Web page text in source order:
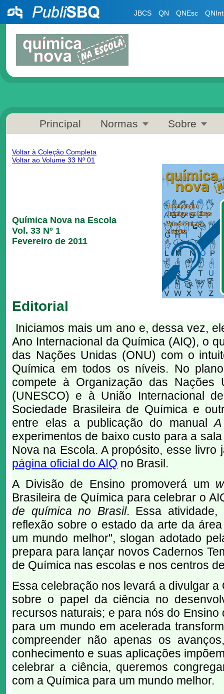
JBCS QN QNEsc QNInt
Principal Normas Sobre
Voltar à Coleção Completa
Voltar ao Volume 33 Nº 01
Química Nova na Escola
Vol. 33 Nº 1
Fevereiro de 2011
Editorial
Iniciamos mais um ano e, dessa vez,
Ano Internacional da Química (AIQ), o
das Nações Unidas (ONU) com o
Química em todos os níveis. No
compete à Organização das
(UNESCO) e à União Internacional
Sociedade Brasileira de Química e
entre elas a publicação do manual
experimentos de baixo custo para a
Nova na Escola. A propósito, esse
página oficial do AIQ no Brasil.
A Divisão de Ensino promoverá um
Brasileira de Química para celebrar o
de química no Brasil. Essa
reflexão sobre o estado da arte da
um mundo melhor", slogan adotado
prepara para lançar novos Cadernos
de Química nas escolas e nos centros
Essa celebração nos levará a divulgar
sobre o papel da ciência no
recursos naturais; e para nós do
para um mundo em acelerada
compreender não apenas os
conhecimento e suas aplicações
celebrar a ciência, queremos
com a Química para um mundo melhor.